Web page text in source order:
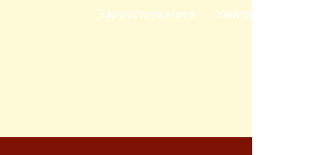
Зареєструватися Увійти